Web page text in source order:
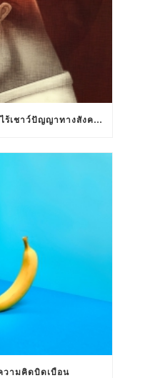
สูงด้วยการศึกษาและเงินตราแต่ไร้เชาว์ปัญญาทางสังคมสัมพันธ์
วามคิดบิดเบือน